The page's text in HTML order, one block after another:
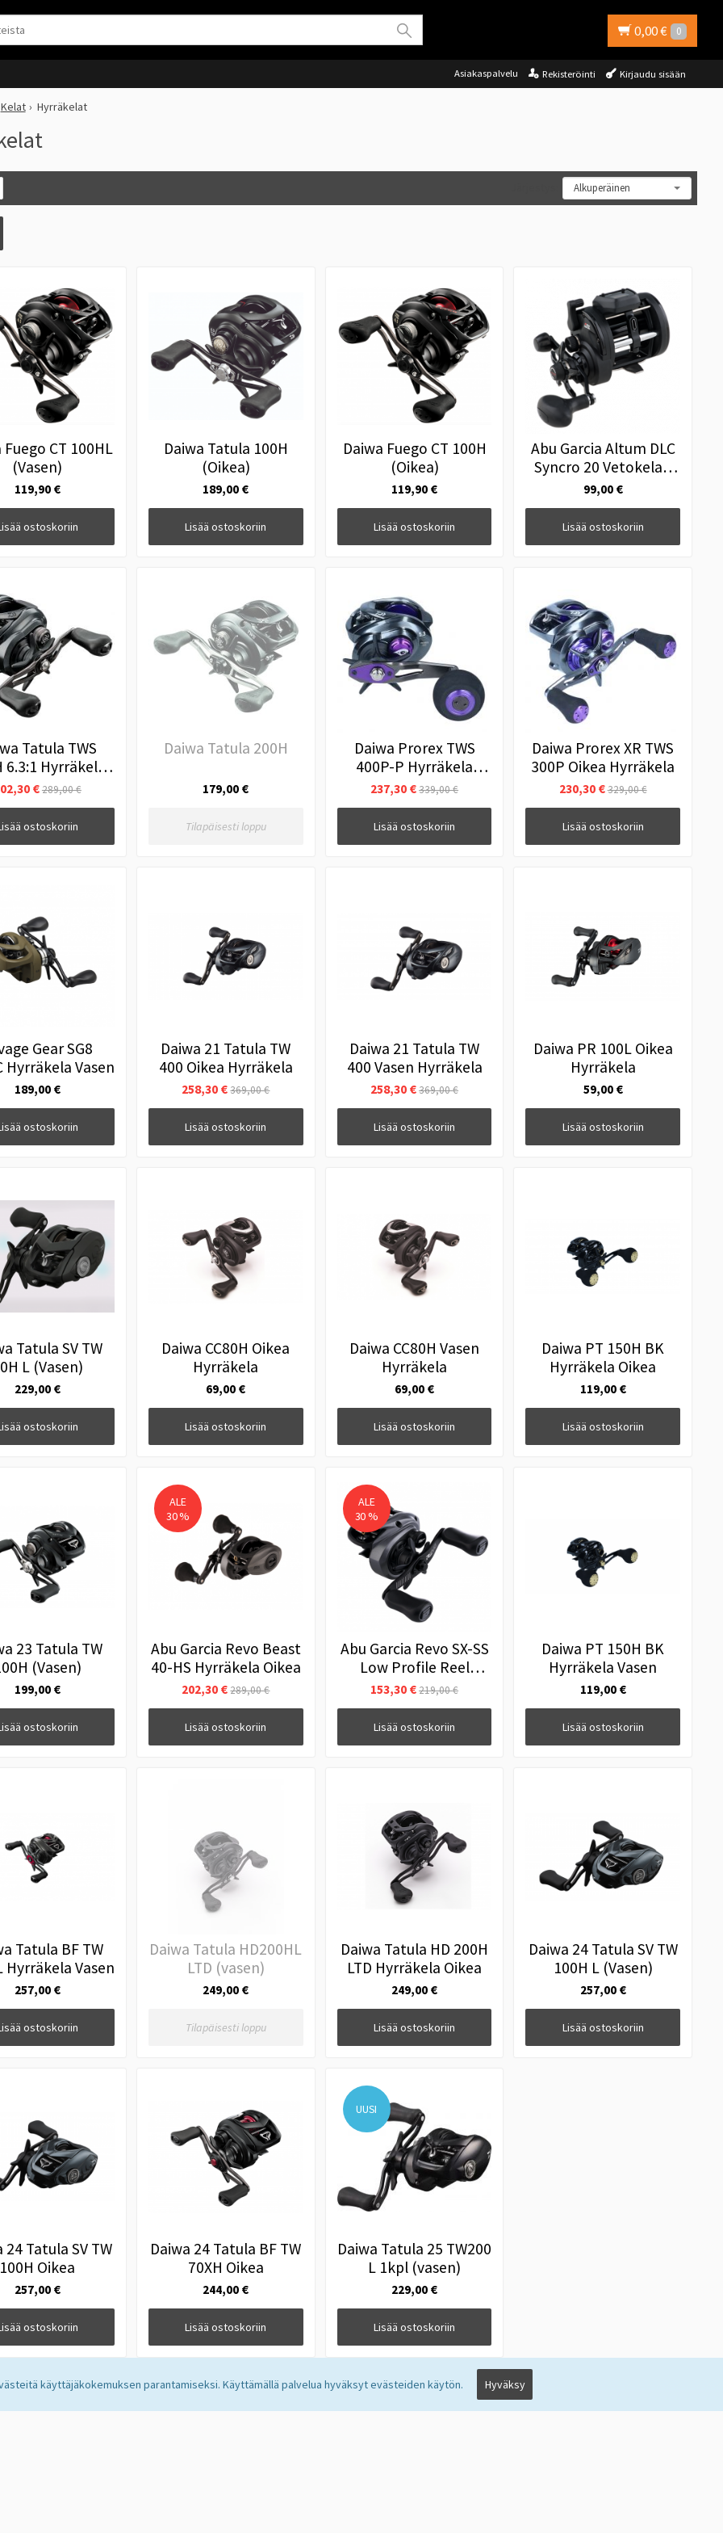
käyttäjäkokemuksen parantamiseksi. Käyttämällä palvelua hyväksyt evästeiden käytön. Hyväksy
0,00 € 0
Asiakaspalvelu Rekisteröinti Kirjaudu sisään
Kelat Hyrräkelat
Fuego CT 100HL
(Vasen)
119,90 €
ostoskoriin
Daiwa Tatula 100H
(Oikea)
189,00 €
Lisää ostoskoriin
Daiwa Fuego CT 100H
(Oikea)
119,90 €
Lisää ostoskoriin
Abu Garcia Altum DLC
Syncro 20 Vetokela (
Oikea )
99,00 €
Lisää ostoskoriin
Tatula TWS
6.3:1 Hyrräkela
Oikea
€289,00 €
ostoskoriin
Daiwa Tatula 200H
179,00 €
Tilapäisesti loppu
Daiwa Prorex TWS
400P-P Hyrräkela
Oikea
237,30 €339,00 €
Lisää ostoskoriin
Daiwa Prorex XR TWS
300P Oikea Hyrräkela
230,30 €329,00 €
Lisää ostoskoriin
Gear SG8
Hyrräkela Vasen
189,00 €
ostoskoriin
Daiwa 21 Tatula TW
400 Oikea Hyrräkela
258,30 € 369,00 €
Lisää ostoskoriin
Daiwa 21 Tatula TW
400 Vasen Hyrräkela
258,30 €369,00 €
Lisää ostoskoriin
Daiwa PR 100L Oikea
Hyrräkela
59,00 €
Lisää ostoskoriin
Tatula SV TW
L (Vasen)
229,00 €
ostoskoriin
Daiwa CC80H Oikea
Hyrräkela
69,00 €
Lisää ostoskoriin
Daiwa CC80H Vasen
Hyrräkela
69,00 €
Lisää ostoskoriin
Daiwa PT 150H BK
Hyrräkela Oikea
119,00 €
Lisää ostoskoriin
23 Tatula TW
(Vasen)
199,00 €
ostoskoriin
ALE
30 %
Abu Garcia Revo Beast
40-HS Hyrräkela Oikea
202,30 € 289,00 €
Lisää ostoskoriin
ALE
30 %
Abu Garcia Revo SX-SS
Low Profile Reel
Hyrräkela Vasen
153,30 €219,00 €
Lisää ostoskoriin
Daiwa PT 150H BK
Hyrräkela Vasen
119,00 €
Lisää ostoskoriin
Tatula BF TW
Hyrräkela Vasen
257,00 €
ostoskoriin
Daiwa Tatula HD200HL
LTD (vasen)
249,00 €
Tilapäisesti loppu
Daiwa Tatula HD 200H
LTD Hyrräkela Oikea
249,00 €
Lisää ostoskoriin
Daiwa 24 Tatula SV TW
100H L (Vasen)
257,00 €
Lisää ostoskoriin
24 Tatula SV TW
100H Oikea
257,00 €
ostoskoriin
Daiwa 24 Tatula BF TW
70XH Oikea
244,00 €
Lisää ostoskoriin
UUSI
Daiwa Tatula 25 TW200
L 1kpl (vasen)
229,00 €
Lisää ostoskoriin